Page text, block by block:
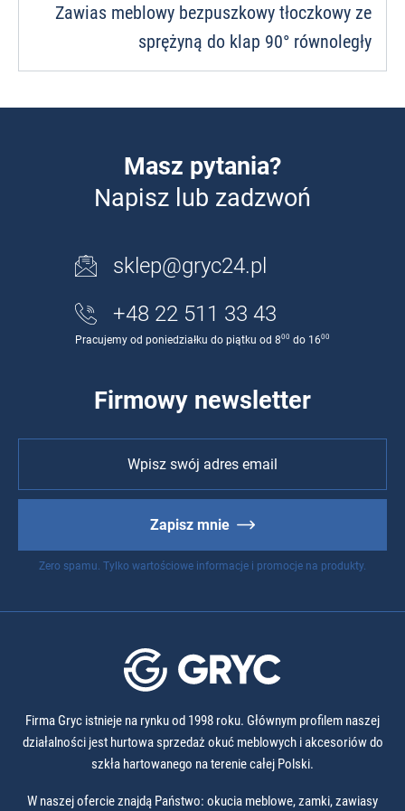
Zawias meblowy bezpuszkowy tłoczkowy ze
sprężyną do klap 90° równoległy
Masz pytania?
Napisz lub zadzwoń
sklep@gryc24.pl
+48 22 511 33 43
Pracujemy od poniedziałku do piątku od 800 do 1600
Firmowy newsletter
Zapisz mnie
Zero spamu. Tylko wartościowe informacje i promocje na produkty.
Firma Gryc istnieje na rynku od 1998 roku. Głównym profilem naszej
działalności jest hurtowa sprzedaż okuć meblowych i akcesoriów do
szkła hartowanego na terenie całej Polski.
W naszej ofercie znajdą Państwo: okucia meblowe, zamki, zawiasy